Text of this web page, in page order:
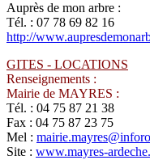
Auprès de mon arbre :
Tél. : 07 78 69 82 16
http://
GITES - LOCATIONS
Renseignements :
Mairie de MAYRES :
Tél. : 04 75 87 21 38
Fax : 04 75 87 23 75
Mel :
Site : www.mayres-